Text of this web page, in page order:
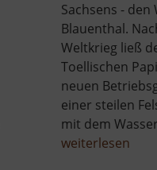
Sachsens - den
Blauenthal.
Weltkrieg ließ
Toellischen
neuen
einer steilen
mit dem
weiterlesen